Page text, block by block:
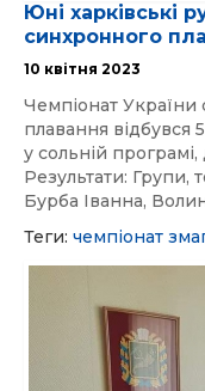
Юні харківські
синхронного
10 квітня 2023
Чемпіонат України
плавання відбувся
у сольній програмі,
Результати: Групи,
Бурба Іванна,
Теги: чемпіонат